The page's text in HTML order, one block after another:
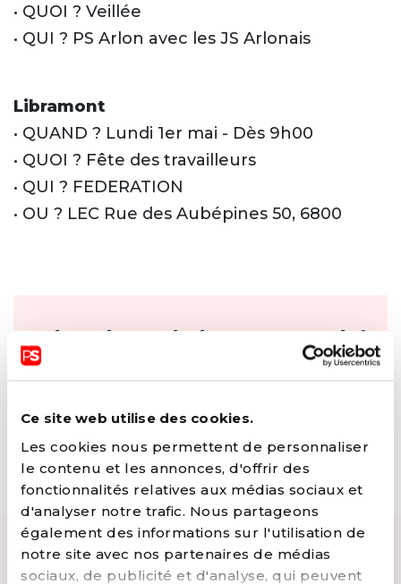
Ce site web utilise des cookies.
Les cookies nous permettent de personnaliser
le contenu et les annonces, d'offrir des
fonctionnalités relatives aux médias sociaux et
d'analyser notre trafic. Nous partageons
également des informations sur l'utilisation de
notre site avec nos partenaires de médias
sociaux, de publicité et d'analyse, qui peuvent
• QUOI ? Veillée
• QUI ? PS Arlon avec les JS Arlonais
Libramont
• QUAND ? Lundi 1er mai - Dès 9h00
• QUOI ? Fête des travailleurs
• QUI ? FEDERATION
• OU ? LEC Rue des Aubépines 50, 6800
DÉSOLÉ, CET ÉVÉNEMENT A DÉJÀ
EU LIEU 😅 CONSULTEZ NOS
PROCHAINS ÉVÉNEMENTS
REJOIGNEZ-NOUS LA PROCHAINE
FOIS !
ÉVÉNEMENTS LIÉS